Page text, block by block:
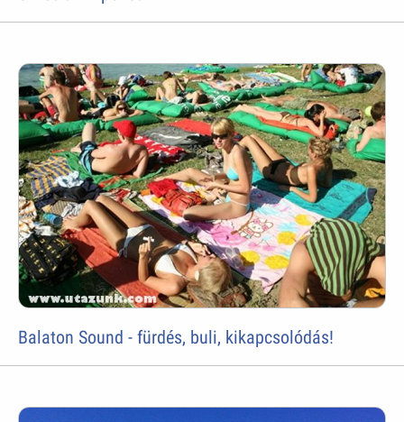
Balaton Sound - fürdés, buli, kikapcsolódás!